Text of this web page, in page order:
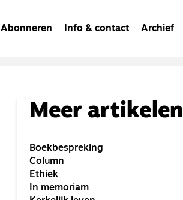
Abonneren Info & contact Archief
Meer artikelen
Boekbespreking
Column
Ethiek
In memoriam